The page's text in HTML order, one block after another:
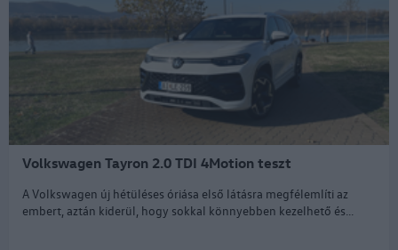
Volkswagen Tayron 2.0 TDI 4Motion teszt
A Volkswagen új hétüléses óriása első látásra megfélemlíti az
embert, aztán kiderül, hogy sokkal könnyebben kezelhető és...